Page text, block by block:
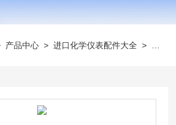
产品中心 >进口化学仪表配件大全 >